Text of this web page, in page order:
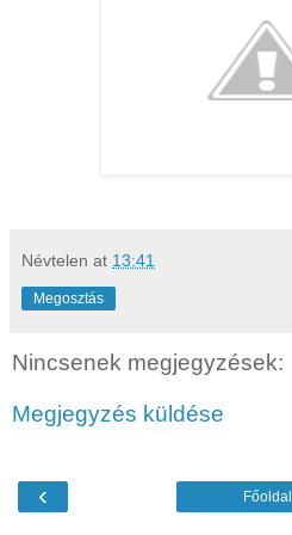
Névtelen at 13:41
Megosztás
Nincsenek megjegyzések:
Megjegyzés küldése
‹ Főoldal